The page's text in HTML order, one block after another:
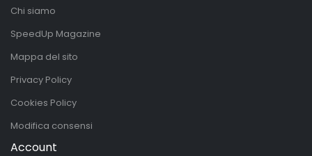
Chi siamo
SpeedUp Magazine
Mappa del sito
Privacy Policy
Cookies Policy
Modifica consensi
Account